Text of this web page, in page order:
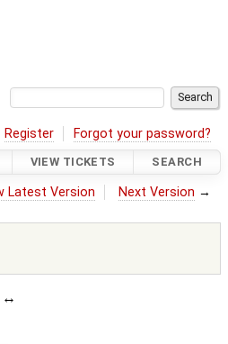
Register Forgot your password?
VIEW TICKETS SEARCH
Latest Version Next Version →